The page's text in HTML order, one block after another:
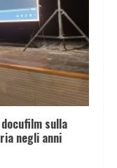
sulla
negli anni